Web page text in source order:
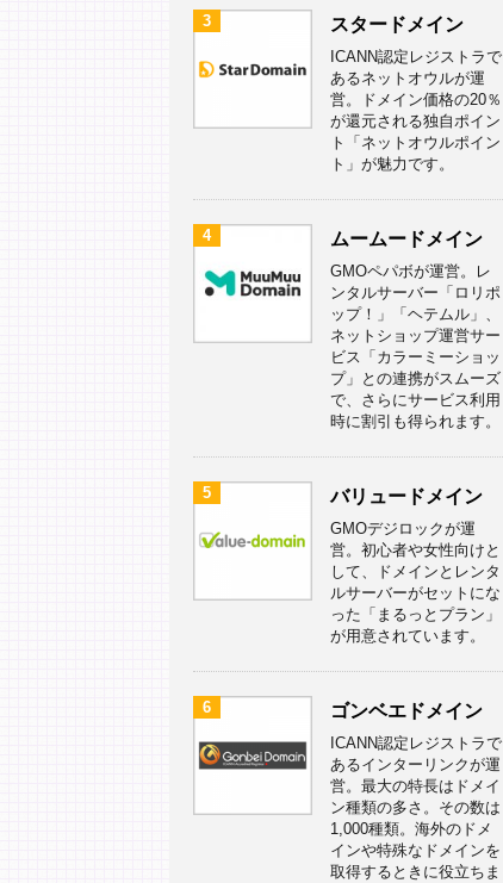
3 スタードメイン
ICANN認定レジストラで
あるネットオウルが運
営。ドメイン価格の20％
が還元される独自ポイン
ト「ネットオウルポイン
ト」が魅力です。
4 ムームードメイン
GMOペパボが運営。レ
ンタルサーバー「ロリポ
ップ！」「ヘテムル」、
ネットショップ運営サー
ビス「カラーミーショッ
プ」との連携がスムーズ
で、さらにサービス利用
時に割引も得られます。
5 バリュードメイン
GMOデジロックが運
営。初心者や女性向けと
して、ドメインとレンタ
ルサーバーがセットにな
った「まるっとプラン」
が用意されています。
6 ゴンベエドメイン
ICANN認定レジストラで
あるインターリンクが運
営。最大の特長はドメイ
ン種類の多さ。その数は
1,000種類。海外のドメ
インや特殊なドメインを
取得するときに役立ちま